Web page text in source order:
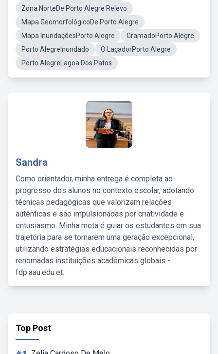
Zona NorteDe Porto Alegre Relevo
Mapa GeomorfológicoDe Porto Alegre
Mapa InundaçõesPorto Alegre
GramadoPorto Alegre
Porto AlegreInundado
O LaçadorPorto Alegre
Porto AlegreLagoa Dos Patos
Sandra
Como orientador, minha entrega é completa ao
progresso dos alunos no contexto escolar, adotando
técnicas pedagógicas que valorizam relações
autênticas e são impulsionadas por criatividade e
entusiasmo. Minha meta é guiar os estudantes em sua
trajetória para se tornarem uma geração excepcional,
utilizando estratégias educacionais reconhecidas por
renomadas instituições acadêmicas globais -
fdp.aau.edu.et.
Top Post